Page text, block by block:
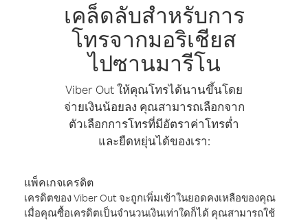
เคล็ดลับสำหรับการ
โทรจากมอริเชียส
ไปซานมารีโน
Viber Out ให้คุณโทรได้นานขึ้นโดย
จ่ายเงินน้อยลง คุณสามารถเลือกจาก
ตัวเลือกการโทรที่มีอัตราค่าโทรต่ำ
และยืดหยุ่นได้ของเรา:
แพ็คเกจเครดิต
เครดิตของ Viber Out จะถูกเพิ่มเข้าในยอดคงเหลือของคุณ
เมื่อคุณซื้อเครดิตเป็นจำนวนเงินเท่าใดก็ได้ คุณสามารถใช้